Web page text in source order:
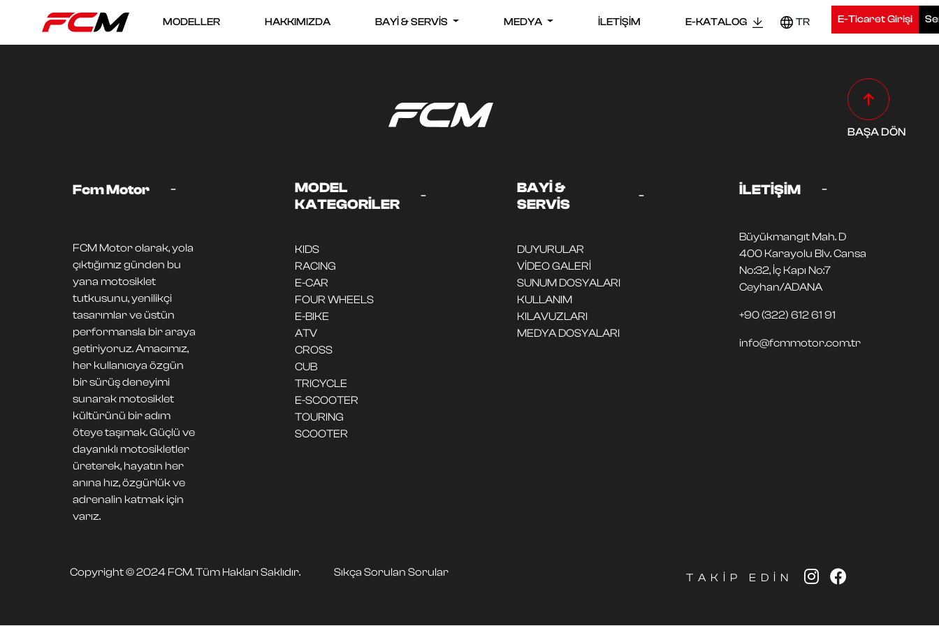
MODELLER HAKKIMIZDA BAYİ & SERVİS MEDYA İLETİŞİM E-KATALOG TR E-Ticaret Girişi
BAŞA DÖN
Fcm Motor -
FCM Motor olarak, yola
çıktığımız günden bu
yana motosiklet
tutkusunu, yenilikçi
tasarımlar ve üstün
performansla bir araya
getiriyoruz. Amacımız,
her kullanıcıya özgün
bir sürüş deneyimi
sunarak motosiklet
kültürünü bir adım
öteye taşımak. Güçlü ve
dayanıklı motosikletler
üreterek, hayatın her
anına hız, özgürlük ve
adrenalin katmak için
varız.
MODEL
KATEGORİLER
-
KIDS
RACING
E-CAR
FOUR WHEELS
E-BIKE
ATV
CROSS
CUB
TRICYCLE
E-SCOOTER
TOURING
SCOOTER
BAYİ &
SERVİS
-
DUYURULAR
VİDEO GALERİ
SUNUM DOSYALARI
KULLANIM
KILAVUZLARI
MEDYA DOSYALARI
İLETİŞİM -
Büyükmangıt Mah. D
400 Karayolu Blv. Cansa
No:32, İç Kapı No:7
Ceyhan/ADANA
+90 (322) 612 61 91
info@fcmmotor.com.tr
Copyright © 2024 FCM. Tüm Hakları Saklıdır. Sıkça Sorulan Sorular TAKİP EDİN